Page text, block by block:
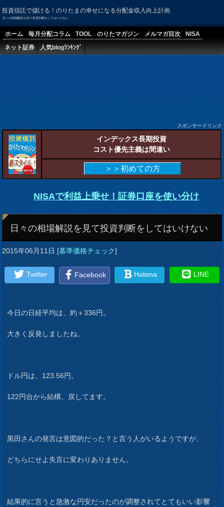
投資信託で儲ける！のりたまの幸せになる分配金収入向上計画
日々の相場解説を見て投資判断をしてはいけない
ホーム 毎月分配コラム TOOL のりたマガジン メルマガ目次
NISA
ネット証券
人気blogﾗﾝｷﾝｸﾞ
スポンサードリンク
インデックス長期投資
コスト優先主義は間違い
＞＞初めての方
NISAで利益上乗せ！証券口座を使い分け
日々の相場解説を見て投資判断をしてはいけない
2015年06月11日[基準価格チェック]
Twitter Facebook Hatena LINE
今日の日経平均は、約＋336円。
大きく反発しましたね。
ドル円は、123.56円。
122円台から結構、戻してます。
黒田さんの発言は意図的だった？と言う人がいるようですが、
どちらにせよ失言に変わりありません。
結果的に言うと急激な円安だったのが調整されてとてもいい影響